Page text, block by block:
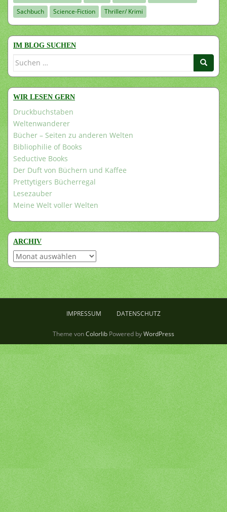
Sachbuch
Science-Fiction Thriller/ Krimi
IM BLOG SUCHEN
Suchen
WIR LESEN GERN
Druckbuchstaben
Weltenwanderer
Bücher – Seiten zu anderen Welten
Bibliophilie of Books
Seductive Books
Der Duft von Büchern und Kaffee
Prettytigers Bücherregal
Lesezauber
Meine Welt voller Welten
ARCHIV
Archiv
IMPRESSUM DATENSCHUTZ
Theme vonColorlib Powered byWordPress